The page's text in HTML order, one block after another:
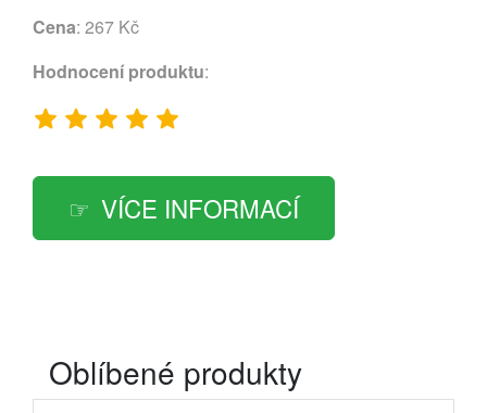
Cena: 267 Kč
Hodnocení produktu:
VÍCE INFORMACÍ
Oblíbené produkty